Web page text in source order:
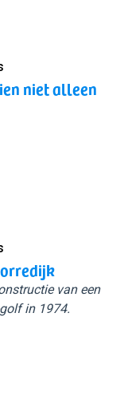
niet alleen
van een
in 1974.